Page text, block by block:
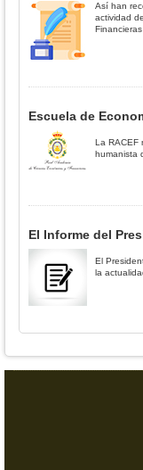
Así han
actividad
Escuela de
La RACEF
humanista
El Informe del
El
la